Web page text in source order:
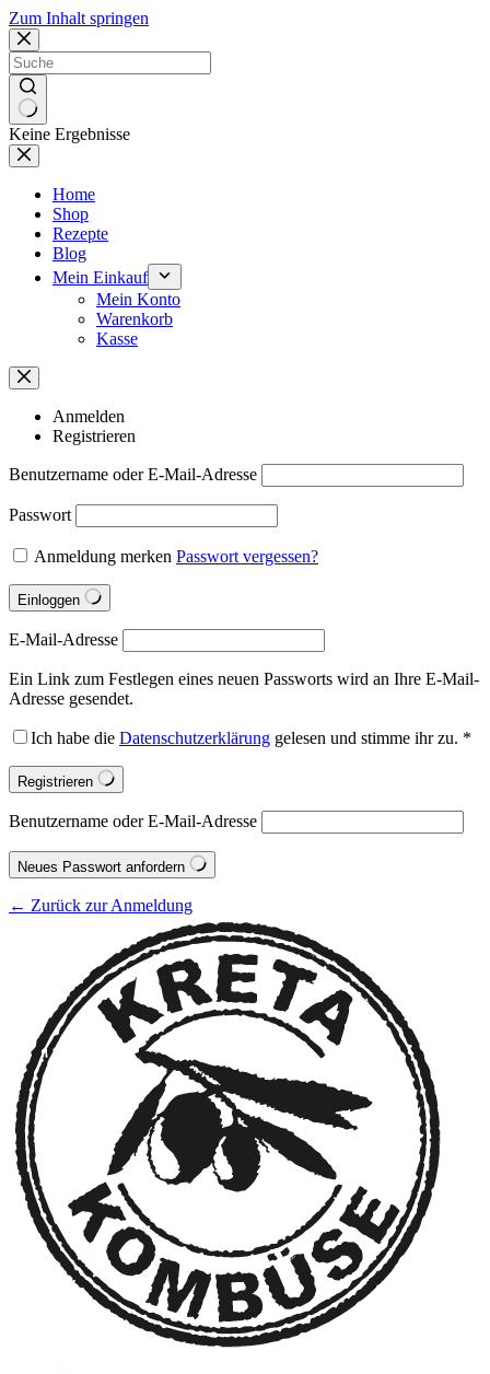
Zum Inhalt springen
Keine Ergebnisse
Home
Shop
Rezepte
Blog
Mein Einkauf
Mein Konto
Warenkorb
Kasse
Anmelden
Registrieren
Benutzername oder E-Mail-Adresse
Passwort
Anmeldung merken Passwort vergessen?
Einloggen
E-Mail-Adresse
Ein Link zum Festlegen eines neuen Passworts wird an Ihre E-Mail-
Adresse gesendet.
Ich habe die Datenschutzerklärung gelesen und stimme ihr zu. *
Registrieren
Benutzername oder E-Mail-Adresse
Neues Passwort anfordern
← Zurück zur Anmeldung